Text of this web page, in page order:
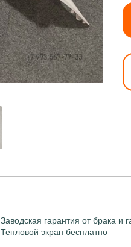
Заводская гарантия от брака и
Тепловой экран бесплатно